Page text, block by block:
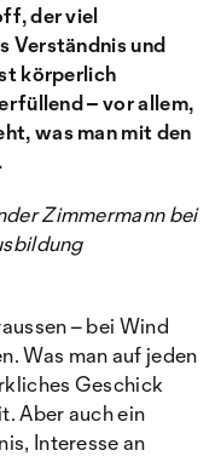
der viel
Verständnis und
körperlich
– vor allem,
was man mit den
Zimmermann bei
– bei Wind
Was man auf jeden
Geschick
Aber auch ein
Interesse an